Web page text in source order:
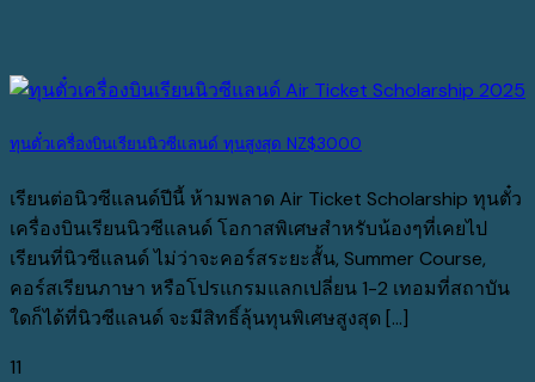
ทุนตั๋วเครื่องบินเรียนนิวซีแลนด์ ทุนสูงสุด NZ$3000
เรียนต่อนิวซีแลนด์ปีนี้ ห้ามพลาด Air Ticket Scholarship ทุนตั๋ว
เครื่องบินเรียนนิวซีแลนด์ โอกาสพิเศษสำหรับน้องๆที่เคยไป
เรียนที่นิวซีแลนด์ ไม่ว่าจะคอร์สระยะสั้น, Summer Course,
คอร์สเรียนภาษา หรือโปรแกรมแลกเปลี่ยน 1-2 เทอมที่สถาบัน
ใดก็ได้ที่นิวซีแลนด์ จะมีสิทธิ์ลุ้นทุนพิเศษสูงสุด [...]
11